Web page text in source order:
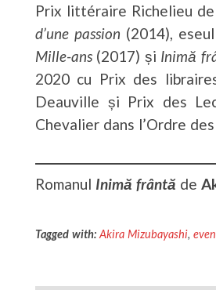
Prix littéraire Richelieu
d’une passion (2014), eseul
Mille-ans (2017) și Inimă
2020 cu Prix des
Deauville și Prix des
Chevalier dans l’Ordre
Romanul Inimă frântă de
Tagged with: Akira Mizubayashi,